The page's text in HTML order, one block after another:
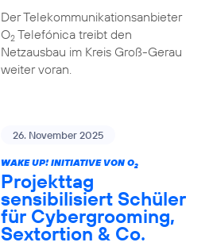
Der Telekommunikationsanbieter
O2Telefónica treibt den
Netzausbau im Kreis Groß-Gerau
weiter voran.
26. November 2025
WAKE UP! INITIATIVE VON O2
Projekttag
sensibilisiert Schüler
für Cybergrooming,
Sextortion & Co.